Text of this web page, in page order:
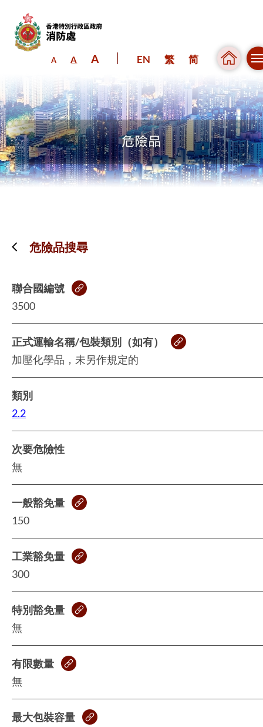
A A A EN 繁 简
危險品搜尋
聯合國編號
3500
正式運輸名稱/包裝類別（如有）
加壓化學品，未另作規定的
類別
2.2
次要危險性
無
一般豁免量
150
工業豁免量
300
特別豁免量
無
有限數量
無
最大包裝容量